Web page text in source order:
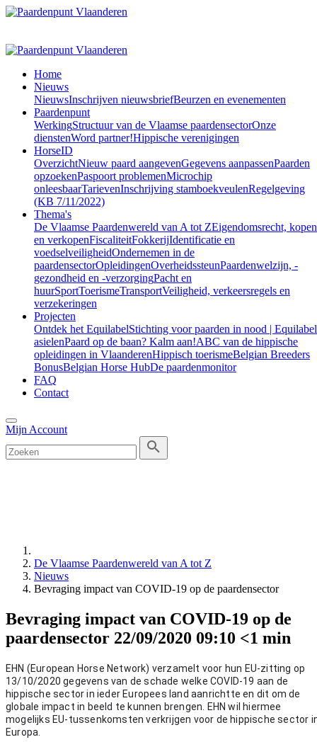
Home
Nieuws
NieuwsInschrijven nieuwsbriefBeurzen en evenementen
Paardenpunt
WerkingStructuur van de Vlaamse paardensectorOnze
dienstenWord partner!Hippische verenigingen
HorseID
OverzichtNieuw paard aangevenGegevens aanpassenPaarden
opzoekenPaspoort problemenMicrochip
onleesbaarTarievenInschrijving stamboekveulenRegelgeving
(KB 7/11/2022)
Thema's
De Vlaamse Paardenwereld van A tot ZEigendomsrecht, kopen
en verkopenFiscaliteitFokkerijIdentificatie en
voedselveiligheidOndernemen in de
paardensectorOpleidingenOverheidssteunPaardenwelzijn, -
gezondheid en -verzorgingPacht en
huurSportToerismeTransportVeiligheid, verkeersregels en
verzekeringen
Projecten
Ontdek het EquilabelStichting voor paarden in nood | Equilabel
asielenPaard op de baan? Kalm aan!ABC van de hippische
opleidingen in VlaanderenHippisch toerismeBelgian Breeders
BonusBelgian Horse HubDe paardenmonitor
FAQ
Contact
Mijn Account
De Vlaamse Paardenwereld van A tot Z
Nieuws
Bevraging impact van COVID-19 op de paardensector
Bevraging impact van COVID-19 op de
paardensector 22/09/2020 09:10 <1 min
EHN (European Horse Network) verzamelt voor hun EU-zitting op
13/10/2020 gegevens van de schade welke COVID-19 aan de
hippische sector in ieder Europees land aanrichtte en dit om de
globale impact in beeld te kunnen brengen. EHN wil hiermee
mogelijks EU-tussenkomsten verkrijgen voor de hippische sector
Europa.